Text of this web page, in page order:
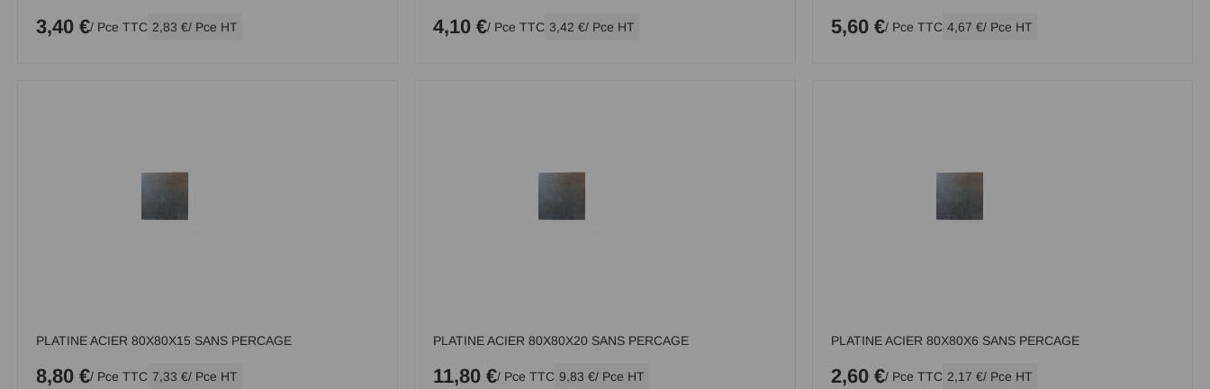
3,40 €/ Pce TTC 2,83 €/ Pce HT 4,10 €/ Pce TTC 3,42 €/ Pce HT 5,60 €/ Pce TTC 4,67 €/ Pce HT
PLATINE ACIER 80X80X15 SANS PERCAGE
8,80 €/ Pce TTC 7,33 €/ Pce HT
PLATINE ACIER 80X80X20 SANS PERCAGE
11,80 €/ Pce TTC 9,83 €/ Pce HT
PLATINE ACIER 80X80X6 SANS PERCAGE
2,60 €/ Pce TTC 2,17 €/ Pce HT